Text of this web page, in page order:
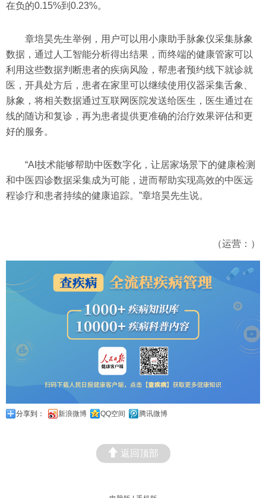
在负的0.15%到0.23%。
章培昊先生举例，用户可以用小康助手脉象仪采集脉象
数据，通过人工智能分析得出结果，而终端的健康管家可以
利用这些数据判断患者的疾病风险，帮患者预约线下就诊就
医，开具处方后，患者在家里可以继续使用仪器采集舌象、
脉象，将相关数据通过互联网医院发送给医生，医生通过在
线的随访和复诊，再为患者提供更准确的治疗效果评估和更
好的服务。
“AI技术能够帮助中医数字化，让居家场景下的健康检测
和中医四诊数据采集成为可能，进而帮助实现高效的中医远
程诊疗和患者持续的健康追踪。”章培昊先生说。
（运营：）
分享到： 新浪微博 QQ空间 腾讯微博
返回顶部